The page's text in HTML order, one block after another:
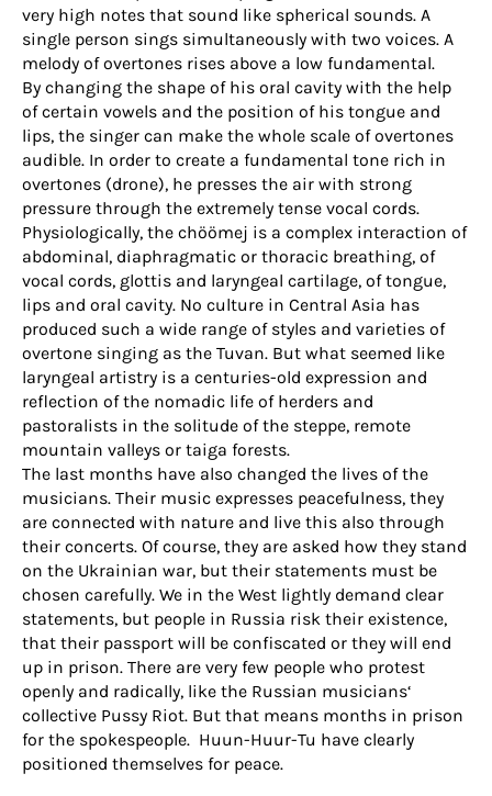
very high notes that sound like spherical sounds. A
single person sings simultaneously with two voices. A
melody of overtones rises above a low fundamental.
By changing the shape of his oral cavity with the help
of certain vowels and the position of his tongue and
lips, the singer can make the whole scale of overtones
audible. In order to create a fundamental tone rich in
overtones (drone), he presses the air with strong
pressure through the extremely tense vocal cords.
Physiologically, the chöömej is a complex interaction of
abdominal, diaphragmatic or thoracic breathing, of
vocal cords, glottis and laryngeal cartilage, of tongue,
lips and oral cavity. No culture in Central Asia has
produced such a wide range of styles and varieties of
overtone singing as the Tuvan. But what seemed like
laryngeal artistry is a centuries-old expression and
reflection of the nomadic life of herders and
pastoralists in the solitude of the steppe, remote
mountain valleys or taiga forests.
The last months have also changed the lives of the
musicians. Their music expresses peacefulness, they
are connected with nature and live this also through
their concerts. Of course, they are asked how they stand
on the Ukrainian war, but their statements must be
chosen carefully. We in the West lightly demand clear
statements, but people in Russia risk their existence,
that their passport will be confiscated or they will end
up in prison. There are very few people who protest
openly and radically, like the Russian musicians‘
collective Pussy Riot. But that means months in prison
for the spokespeople. Huun-Huur-Tu have clearly
positioned themselves for peace.